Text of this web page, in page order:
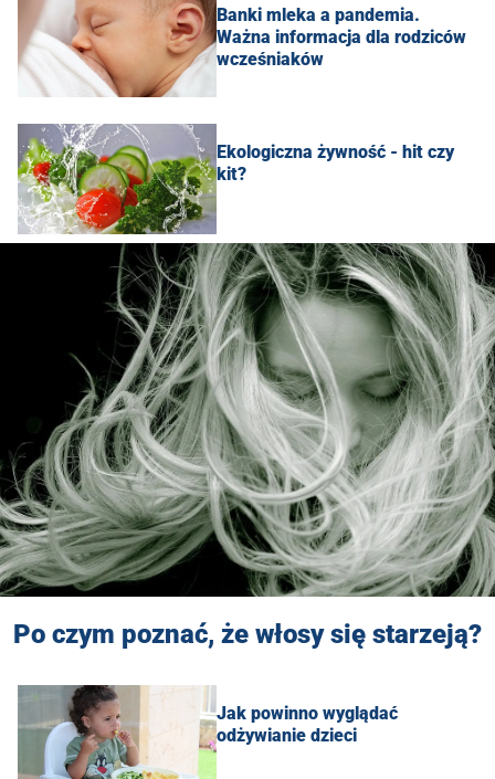
Banki mleka a pandemia.
Ważna informacja dla rodziców
wcześniaków
Ekologiczna żywność - hit czy
kit?
Po czym poznać, że włosy się starzeją?
Jak powinno wyglądać
odżywianie dzieci